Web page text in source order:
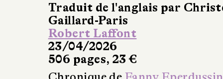
Traduit de l'anglais par
Gaillard-Paris
Robert Laffont
23/04/2026
506 pages, 23 €